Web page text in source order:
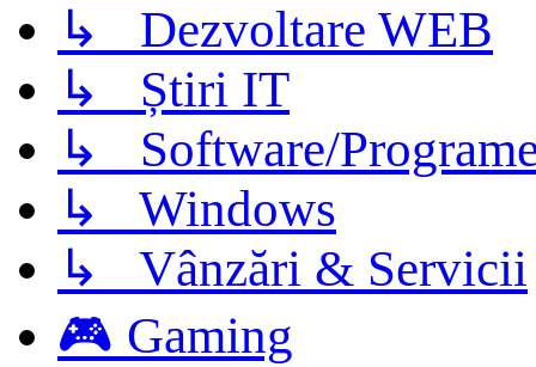
↳ Dezvoltare WEB
↳ Știri IT
↳ Software/
↳ Windows
↳ Vânzări & Servicii
🎮 Gaming